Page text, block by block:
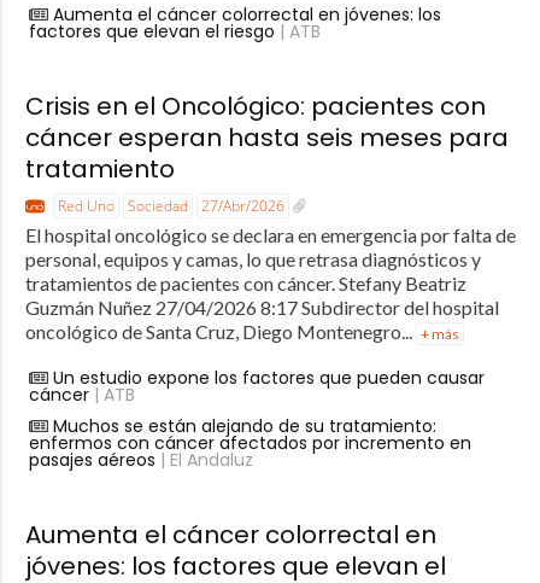
Aumenta el cáncer colorrectal en jóvenes: los
factores que elevan el riesgo | ATB
Crisis en el Oncológico: pacientes con
cáncer esperan hasta seis meses para
tratamiento
Red Uno Sociedad 27/Abr/2026
El hospital oncológico se declara en emergencia por falta de
personal, equipos y camas, lo que retrasa diagnósticos y
tratamientos de pacientes con cáncer. Stefany Beatriz
Guzmán Nuñez 27/04/2026 8:17 Subdirector del hospital
oncológico de Santa Cruz, Diego Montenegro...
+ más
Un estudio expone los factores que pueden causar
cáncer| ATB
Muchos se están alejando de su tratamiento:
enfermos con cáncer afectados por incremento en
pasajes aéreos | El Andaluz
Aumenta el cáncer colorrectal en
jóvenes: los factores que elevan el